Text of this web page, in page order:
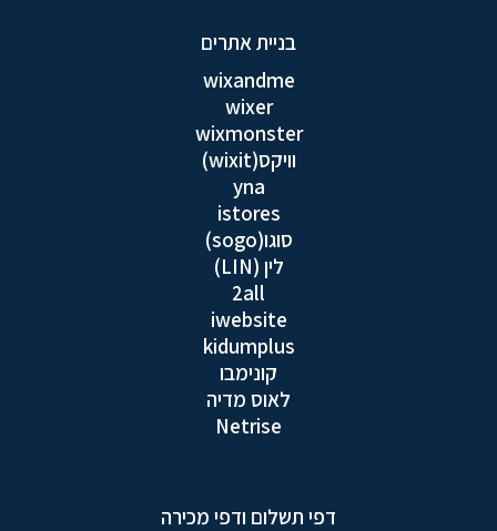
בניית אתרים
wixandme
wixer
wixmonster
וויקס(wixit)
yna
istores
סוגו(sogo)
לין (LIN)
2all
iwebsite
kidumplus
קונימבו
לאוס מדיה
Netrise
דפי תשלום ודפי מכירה